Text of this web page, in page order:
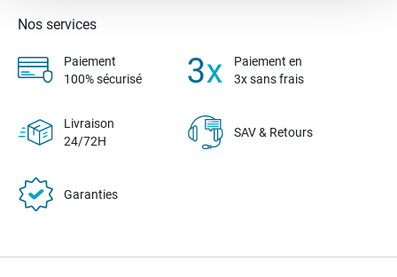
Nos services
Paiement
100% sécurisé
Paiement en
3x sans frais
Livraison
24/72H
SAV & Retours
Garanties